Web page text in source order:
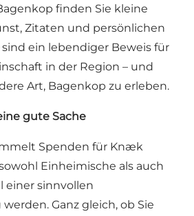
finden Sie kleine
Zitaten und persönlichen
sind ein lebendiger Beweis für
in der Region – und
Art, Bagenkop zu erleben.
gute Sache
Spenden für Knæk
Einheimische als auch
einer sinnvollen
Ganz gleich, ob Sie